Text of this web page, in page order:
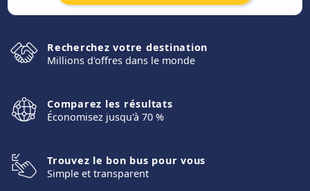
Recherchez votre destination
Millions d'offres dans le monde
Comparez les résultats
Économisez jusqu'à 70 %
Trouvez le bon bus pour vous
Simple et transparent